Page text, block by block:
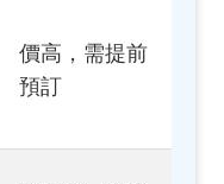
價高，需提前
預訂